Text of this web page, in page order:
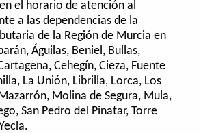
el horario de atención al
a las dependencias de la
de la Región de Murcia en
Águilas, Beniel, Bullas,
Cehegín, Cieza, Fuente
La Unión, Librilla, Lorca, Los
Molina de Segura, Mula,
San Pedro del Pinatar, Torre